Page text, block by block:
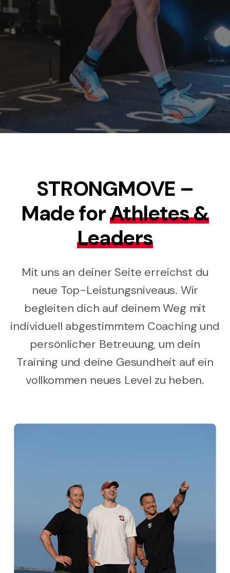
STRONGMOVE –
Made forAthletes&
Leaders
Mit uns an deiner Seite erreichst du
neue Top-Leistungsniveaus. Wir
begleiten dich auf deinem Weg mit
individuell abgestimmtem Coaching und
persönlicher Betreuung, um dein
Training und deine Gesundheit auf ein
vollkommen neues Level zu heben.